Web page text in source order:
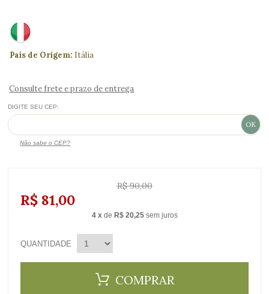
País de Origem: Itália
Consulte frete e prazo de entrega
DIGITE SEU CEP:
Não sabe o CEP?
R$ 90,00
R$ 81,00
4 x de R$ 20,25 sem juros
QUANTIDADE
COMPRAR